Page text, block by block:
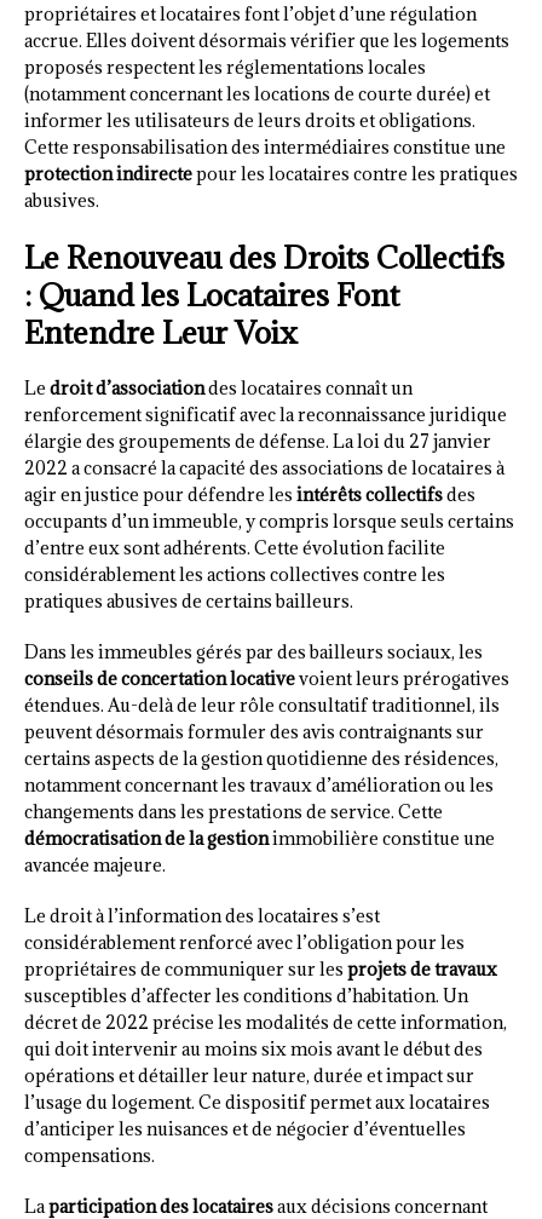
propriétaires et locataires font l’objet d’une régulation
accrue. Elles doivent désormais vérifier que les logements
proposés respectent les réglementations locales
(notamment concernant les locations de courte durée) et
informer les utilisateurs de leurs droits et obligations.
Cette responsabilisation des intermédiaires constitue une
protection indirectepour les locataires contre les pratiques
abusives.
Le Renouveau des Droits Collectifs
: Quand les Locataires Font
Entendre Leur Voix
Le droit d’associationdes locataires connaît un
renforcement significatif avec la reconnaissance juridique
élargie des groupements de défense. La loi du 27 janvier
2022 a consacré la capacité des associations de locataires à
agir en justice pour défendre les intérêts collectifsdes
occupants d’un immeuble, y compris lorsque seuls certains
d’entre eux sont adhérents. Cette évolution facilite
considérablement les actions collectives contre les
pratiques abusives de certains bailleurs.
Dans les immeubles gérés par des bailleurs sociaux, les
conseils de concertation locativevoient leurs prérogatives
étendues. Au-delà de leur rôle consultatif traditionnel, ils
peuvent désormais formuler des avis contraignants sur
certains aspects de la gestion quotidienne des résidences,
notamment concernant les travaux d’amélioration ou les
changements dans les prestations de service. Cette
démocratisation de la gestionimmobilière constitue une
avancée majeure.
Le droit à l’information des locataires s’est
considérablement renforcé avec l’obligation pour les
propriétaires de communiquer sur les projets de travaux
susceptibles d’affecter les conditions d’habitation. Un
décret de 2022 précise les modalités de cette information,
qui doit intervenir au moins six mois avant le début des
opérations et détailler leur nature, durée et impact sur
l’usage du logement. Ce dispositif permet aux locataires
d’anticiper les nuisances et de négocier d’éventuelles
compensations.
Laparticipation des locatairesaux décisions concernant